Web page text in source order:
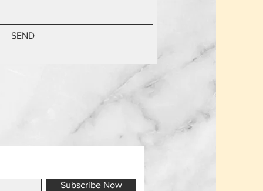
SEND
Subscribe Now